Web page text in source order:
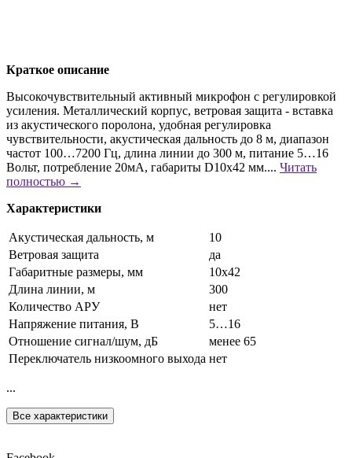
Краткое описание
Высокочувствительный активный микрофон с регулировкой
усиления. Металлический корпус, ветровая защита - вставка
из акустического поролона, удобная регулировка
чувствительности, акустическая дальность до 8 м, диапазон
частот 100…7200 Гц, длина линии до 300 м, питание 5…16
Вольт, потребление 20мА, габариты D10х42 мм.... Читать
полностью →
Характеристики
Акустическая дальность, м
10
Ветровая защита
да
Габаритные размеры, мм
10х42
Длина линии, м
300
Количество АРУ
нет
Напряжение питания, В
5…16
Отношение сигнал/шум, дБ
менее 65
Переключатель низкоомного выхода нет
...
Все характеристики